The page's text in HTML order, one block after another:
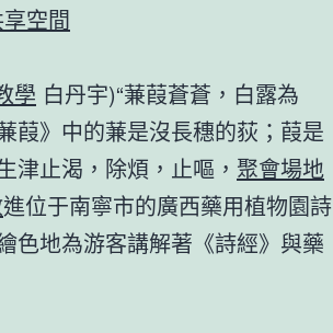
空間
學 白丹宇)“蒹葭蒼蒼，白露為
葭》中的蒹是沒長穗的荻；葭是
津止渴，除煩，止嘔， 聚會場地
進位于南寧市的廣西藥用植物園詩
色地為游客講解著《詩經》與藥